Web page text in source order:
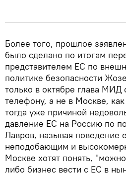
Более того, прошлое
было сделано по итогам
представителем ЕС по
политике безопасности
только в октябре глава
телефону, а не в Москве,
тогда уже причиной
давление ЕС на Россию по
Лавров, называя поведение
неподобающим и
Москве хотят понять,
либо бизнес вести с ЕС в